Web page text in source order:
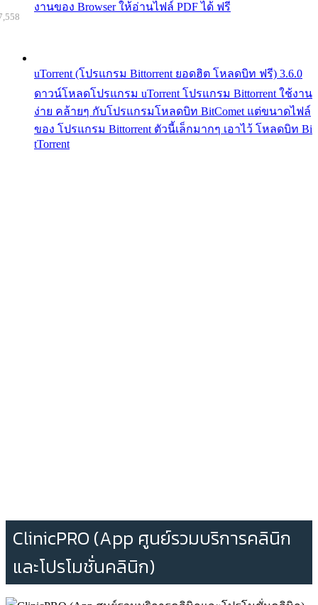
งานของ Browser ให้อ่านไฟล์ PDF ได้ ฟรี
uTorrent (โปรแกรม Bittorrent ยอดฮิต โหลดบิท ฟรี) 3.6.0
ดาวน์โหลดโปรแกรม uTorrent โปรแกรม Bittorrent ใช้งาน
ง่าย คล้ายๆ กับโปรแกรมโหลดบิท BitComet แต่ขนาดไฟล์
ของ โปรแกรม Bittorrent ตัวนี้เล็กมากๆ เอาไว้ โหลดบิท Bi
tTorrent
ClinicPRO (App ศูนย์รวมบริการคลินิก
และโปรโมชั่นคลินิก)